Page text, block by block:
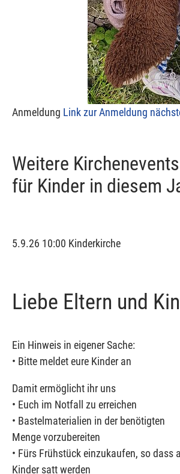
Anmeldung Link zur Anmeldung
Weitere
für Kinder in diesem
5.9.26 10:00 Kinderkirche
Liebe Eltern und
Ein Hinweis in eigener Sache:
• Bitte meldet eure Kinder an
Damit ermöglicht ihr uns
• Euch im Notfall zu erreichen
• Bastelmaterialien in der benötigten
Menge vorzubereiten
• Fürs Frühstück einzukaufen, so dass
Kinder satt werden